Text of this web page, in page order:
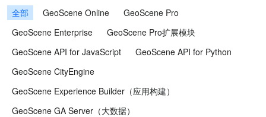
全部
GeoScene Online
GeoScene Pro
GeoScene Enterprise
GeoScene Pro扩展模块
GeoScene API for JavaScript
GeoScene API for Python
GeoScene CityEngine
GeoScene Experience Builder（应用构建）
GeoScene GA Server（大数据）